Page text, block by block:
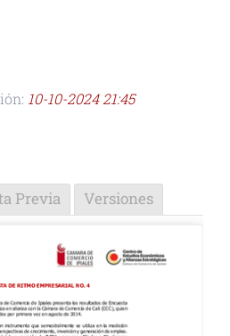
10-10-2024 21:45
Previa Versiones